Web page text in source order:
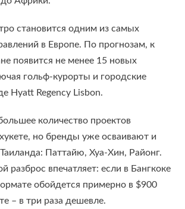
становится одним из самых
в Европе. По прогнозам, к
появится не менее 15 новых
гольф-курорты и городские
Hyatt Regency Lisbon.
количество проектов
но бренды уже осваивают и
Паттайю, Хуа-Хин, Районг.
разброс впечатляет: если в Бангкоке
обойдется примерно в $900
– в три раза дешевле.